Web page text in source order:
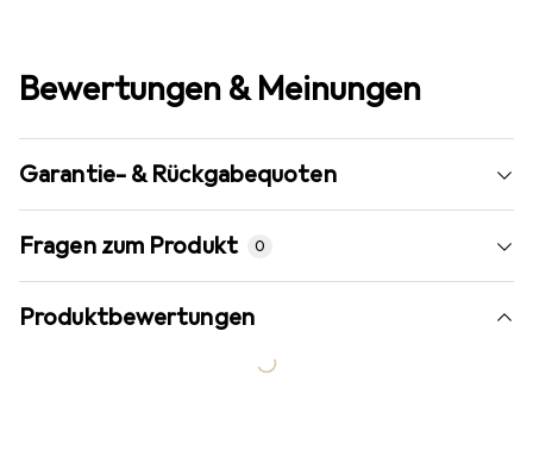
Bewertungen & Meinungen
Garantie- & Rückgabequoten
Fragen zum Produkt 0
Produktbewertungen